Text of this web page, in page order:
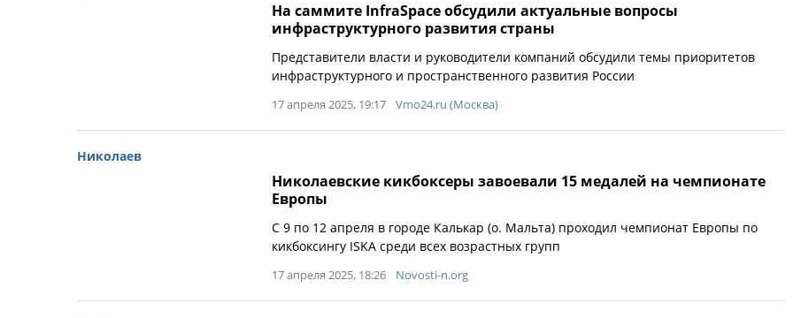
На саммите InfraSpace обсудили актуальные вопросы
инфраструктурного развития страны
Представители власти и руководители компаний обсудили темы приоритетов
инфраструктурного и пространственного развития России
17 апреля 2025, 19:17 Vmo24.ru (Москва)
Николаев
Николаевские кикбоксеры завоевали 15 медалей на чемпионате
Европы
С 9 по 12 апреля в городе Калькар (о. Мальта) проходил чемпионат Европы по
кикбоксингу ISKA среди всех возрастных групп
17 апреля 2025, 18:26 Novosti-n.org